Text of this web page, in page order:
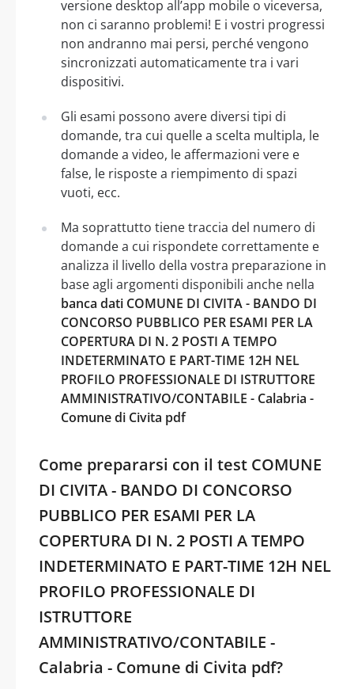
versione desktop all’app mobile o viceversa,
non ci saranno problemi! E i vostri progressi
non andranno mai persi, perché vengono
sincronizzati automaticamente tra i vari
dispositivi.
Gli esami possono avere diversi tipi di
domande, tra cui quelle a scelta multipla, le
domande a video, le affermazioni vere e
false, le risposte a riempimento di spazi
vuoti, ecc.
Ma soprattutto tiene traccia del numero di
domande a cui rispondete correttamente e
analizza il livello della vostra preparazione in
base agli argomenti disponibili anche nella
banca dati COMUNE DI CIVITA - BANDO DI
CONCORSO PUBBLICO PER ESAMI PER LA
COPERTURA DI N. 2 POSTI A TEMPO
INDETERMINATO E PART-TIME 12H NEL
PROFILO PROFESSIONALE DI ISTRUTTORE
AMMINISTRATIVO/CONTABILE - Calabria -
Comune di Civita pdf
Come prepararsi con il test COMUNE
DI CIVITA - BANDO DI CONCORSO
PUBBLICO PER ESAMI PER LA
COPERTURA DI N. 2 POSTI A TEMPO
INDETERMINATO E PART-TIME 12H NEL
PROFILO PROFESSIONALE DI
ISTRUTTORE
AMMINISTRATIVO/CONTABILE -
Calabria - Comune di Civita pdf?